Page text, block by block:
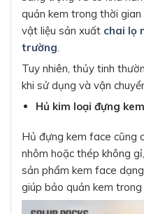
quản kem trong thời
vật liệu sản xuất chai lọ
trường.
Tuy nhiên, thủy tinh
khi sử dụng và vận
Hủ kim loại đựng
Hủ đựng kem face cũng
nhôm hoặc thép không
sản phẩm kem face
giúp bảo quản kem